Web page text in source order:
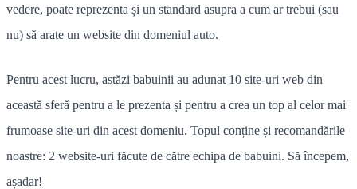
vedere, poate reprezenta și un standard asupra a cum ar trebui (sau
nu) să arate un website din domeniul auto.
Pentru acest lucru, astăzi babuinii au adunat 10 site-uri web din
această sferă pentru a le prezenta și pentru a crea un top al celor mai
frumoase site-uri din acest domeniu. Topul conține și recomandările
noastre: 2 website-uri făcute de către echipa de babuini. Să începem,
așadar!